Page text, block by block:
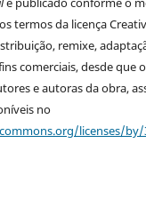
termos da licença
remixe,
comerciais, desde que
e autoras da obra,
no
licenses/by/